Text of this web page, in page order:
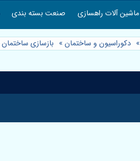
ماشین آلات راهسازی صنعت بسته بندی
» دکوراسیون و ساختمان » بازسازی ساختمان